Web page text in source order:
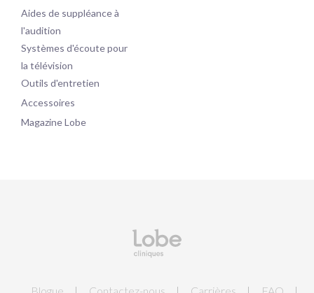
Aides de suppléance à
l'audition
Systèmes d'écoute pour
la télévision
Outils d'entretien
Accessoires
Magazine Lobe